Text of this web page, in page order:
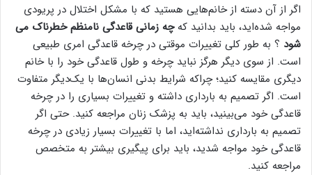
اگر از آن دسته از خانم‌هایی هستید که با مشکل اختلال در پریودی
مواجه شده‌اید، باید بدانید کهچه زمانی قاعدگی نامنظم خطرناک می
شود ؟ به طور کلی تغییرات موقتی در چرخه قاعدگی امری طبیعی
است. از سوی دیگر هرگز نباید چرخه و طول قاعدگی خود را با خانم
دیگری مقایسه کنید؛ چراکه شرایط بدنی انسان‌ها با یک‌دیگر متفاوت
است. اگر تصمیم به بارداری داشته و تغییرات بسیاری را در چرخه
قاعدگی خود می‌بینید، باید به پزشک زنان مراجعه کنید. حتی اگر
تصمیم به بارداری نداشته‌اید، اما با تغییرات بسیار زیادی در چرخه
قاعدگی خود مواجه شدید، باید برای پیگیری بیشتر به متخصص
مراجعه کنید.